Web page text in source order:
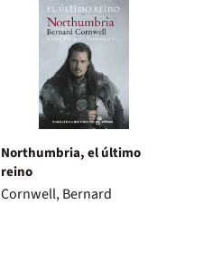
Northumbria, el último
reino
Cornwell, Bernard